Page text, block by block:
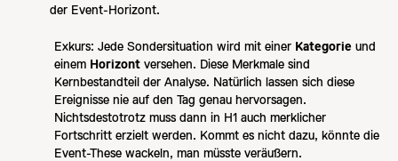
der Event-Horizont.
Exkurs: Jede Sondersituation wird mit einer Kategorie und
einem Horizont versehen. Diese Merkmale sind
Kernbestandteil der Analyse. Natürlich lassen sich diese
Ereignisse nie auf den Tag genau hervorsagen.
Nichtsdestotrotz muss dann in H1 auch merklicher
Fortschritt erzielt werden. Kommt es nicht dazu, könnte die
Event-These wackeln, man müsste veräußern.